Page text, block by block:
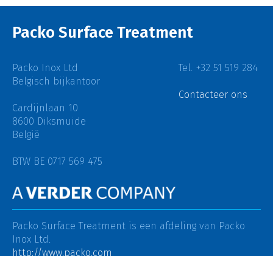
Packo Surface Treatment
Packo Inox Ltd
Belgisch bijkantoor
Cardijnlaan 10
8600 Diksmuide
België
BTW BE 0717 569 475
Tel. +32 51 519 284
Contacteer ons
Packo Surface Treatment is een afdeling van Packo
Inox Ltd.
http://www.packo.com